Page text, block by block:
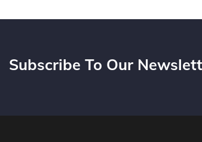
Subscribe To Our